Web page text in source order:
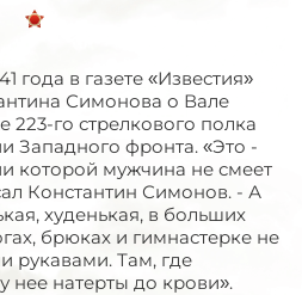
года в газете «Известия»
Симонова о Вале
223-го стрелкового полка
Западного фронта. «Это -
которой мужчина не смеет
Константин Симонов. - А
худенькая, в больших
брюках и гимнастерке не
рукавами. Там, где
нее натерты до крови».